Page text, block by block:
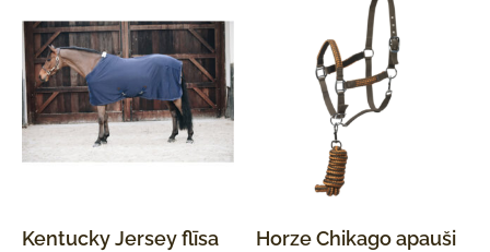
Kentucky Jersey flīsa
Horze Chikago apauši